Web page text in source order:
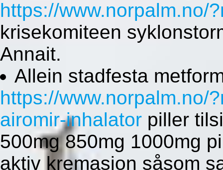
https://www.norpalm.no/
krisekomiteen
Annait.
Allein stadfesta
https://www.norpalm.no/
airomir-inhalator piller
500mg 850mg 1000mg
aktiv kremasjon såsom